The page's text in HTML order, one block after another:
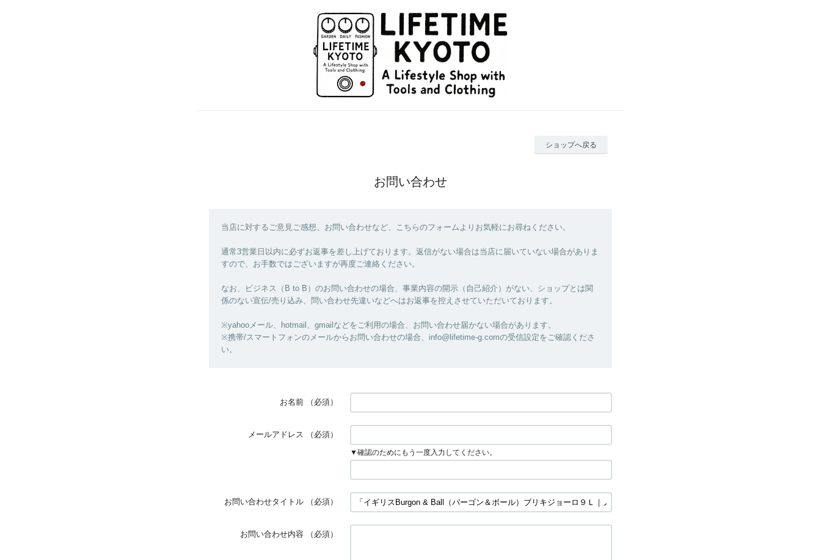
ショップへ戻る
お問い合わせ
当店に対するご意見ご感想、お問い合わせなど、こちらのフォームよりお気軽にお尋ねください。
通常3営業日以内に必ずお返事を差し上げております。返信がない場合は当店に届いていない場合がありま
すので、お手数ではございますが再度ご連絡ください。
なお、ビジネス（B to B）のお問い合わせの場合、事業内容の開示（自己紹介）がない、ショップとは関
係のない宣伝/売り込み、問い合わせ先違いなどへはお返事を控えさせていただいております。
※yahooメール、hotmail、gmailなどをご利用の場合、お問い合わせ届かない場合があります。
※携帯/スマートフォンのメールからお問い合わせの場合、info@lifetime-g.comの受信設定をご確認くださ
い。
お名前 （必須）
メールアドレス （必須）
▼確認のためにもう一度入力してください。
お問い合わせタイトル （必須）
お問い合わせ内容 （必須）